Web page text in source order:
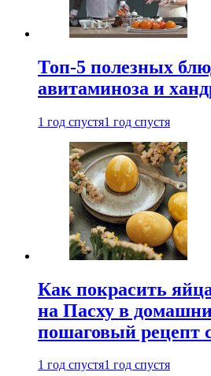
Топ-5 полезных
авитаминоза и
1 год спустя1 год спустя
Как покрасить
на Пасху в
пошаговый рецепт
1 год спустя1 год спустя